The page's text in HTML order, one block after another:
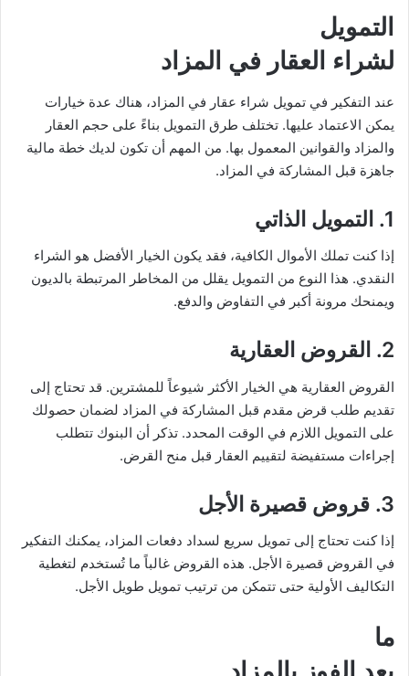
التمويل
لشراء العقار في المزاد
عند التفكير في تمويل شراء عقار في المزاد، هناك عدة خيارات
يمكن الاعتماد عليها. تختلف طرق التمويل بناءً على حجم العقار
والمزاد والقوانين المعمول بها. من المهم أن تكون لديك خطة مالية
جاهزة قبل المشاركة في المزاد.
1. التمويل الذاتي
إذا كنت تملك الأموال الكافية، فقد يكون الخيار الأفضل هو الشراء
النقدي. هذا النوع من التمويل يقلل من المخاطر المرتبطة بالديون
ويمنحك مرونة أكبر في التفاوض والدفع.
2. القروض العقارية
القروض العقارية هي الخيار الأكثر شيوعاً للمشترين. قد تحتاج إلى
تقديم طلب قرض مقدم قبل المشاركة في المزاد لضمان حصولك
على التمويل اللازم في الوقت المحدد. تذكر أن البنوك تتطلب
إجراءات مستفيضة لتقييم العقار قبل منح القرض.
3. قروض قصيرة الأجل
إذا كنت تحتاج إلى تمويل سريع لسداد دفعات المزاد، يمكنك التفكير
في القروض قصيرة الأجل. هذه القروض غالباً ما تُستخدم لتغطية
التكاليف الأولية حتى تتمكن من ترتيب تمويل طويل الأجل.
ما